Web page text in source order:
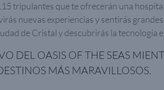
tripulantes que te ofrecerán una
nuevas experiencias y sentirás
de Cristal y descubrirás la tecnología
DEL OASIS OF THE SEAS
MÁS MARAVILLOSOS.